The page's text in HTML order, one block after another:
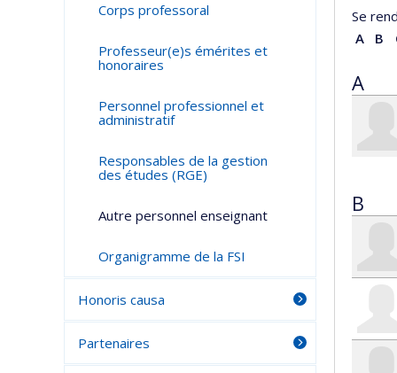
Se
A
B
A
B
Corps professoral
Professeur(e)s émérites et
honoraires
Personnel professionnel et
administratif
Responsables de la gestion
des études (RGE)
Autre personnel enseignant
Organigramme de la FSI
Honoris causa
Partenaires